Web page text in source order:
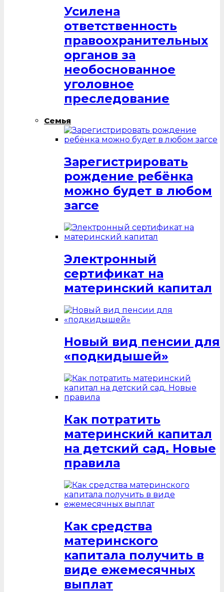
Усилена
ответственность
правоохранительных
органов за
необоснованное
уголовное
преследование
Семья
Зарегистрировать
рождение ребёнка
можно будет в любом
загсе
Электронный
сертификат на
материнский капитал
Новый вид пенсии для
«подкидышей»
Как потратить
материнский капитал
на детский сад. Новые
правила
Как средства
материнского
капитала получить в
виде ежемесячных
выплат